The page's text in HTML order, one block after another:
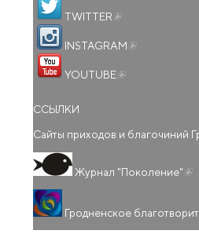
TWITTER
INSTAGRAM
YOUTUBE
ССЫЛКИ
Сайты приходов и благочиний
Журнал "Поколение"
Гродненское